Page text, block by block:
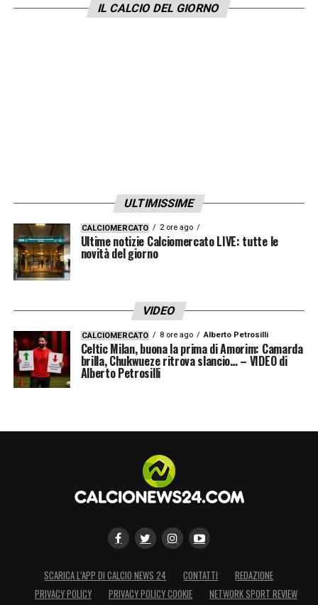
agenti di Vlahovicvorrebbero la garanzia
IL CALCIO DEL GIORNO
ULTIMISSIME
CALCIOMERCATO 2 ore ago
Ultime notizie Calciomercato LIVE: tutte le
novità del giorno
VIDEO
CALCIOMERCATO 8 ore ago Alberto Petrosilli
Celtic Milan, buona la prima di Amorim: Camarda
brilla, Chukwueze ritrova slancio… – VIDEO di
Alberto Petrosilli
SCARICA L’APP DI CALCIO NEWS 24 CONTATTI
REDAZIONE
PRIVACY POLICY
PRIVACY POLICY COOKIE NETWORK SPORT REVIEW